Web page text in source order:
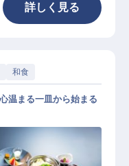
詳しく見る
和食
温まる一皿から始まる